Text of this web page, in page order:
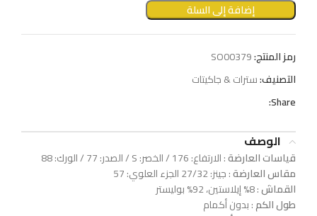
إضافة إلى السلة
رمز المنتج:SO00379
التصنيف:سترات & جاكيتات
Share:
الوصف
قياسات العارضة: الارتفاع: 176 / الخصر: S / الصدر: 77 / الورك: 88
مقاس العارضة: جينز: 27/32 الجزء العلوي: 57
القماش: 8% إيلاستين، 92% بوليستر
طول الكم: بدون أكمام